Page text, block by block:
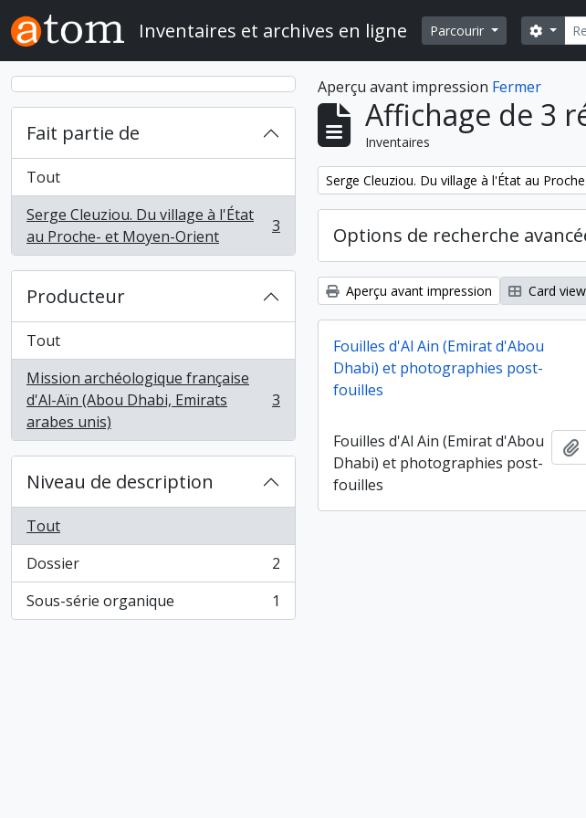
Skip to main content
Inventaires et archives en ligne Parcourir
Fait partie de
Tout
Serge Cleuziou. Du village à l'État
au Proche- et Moyen-Orient
, 3 résultats 3
Producteur
Tout
Mission archéologique française
d'Al-Aïn (Abou Dhabi, Emirats
arabes unis)
, 3 résultats 3
Niveau de description
Tout
Dossier
, 2 résultats
2
Sous-série organique
, 1 résultats 1
Aperçu avant impression Fermer
Affichage de 3
Inventaires
Remove filter:
Serge Cleuziou. Du village à l'État au
Options de recherche
Aperçu avant impression Card view
Fouilles d'Al Ain (Emirat d'Abou
Dhabi) et photographies post-
fouilles
Fouilles d'Al Ain (Emirat d'Abou
Dhabi) et photographies post-
fouilles